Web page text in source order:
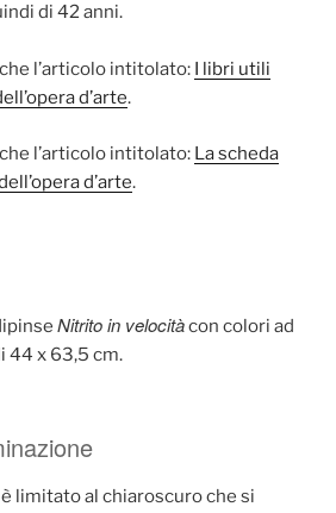
di 42 anni.
l’articolo intitolato: I libri utili
d’arte.
l’articolo intitolato: La scheda
d’arte.
Nitrito in velocitàcon colori ad
44 x 63,5 cm.
è limitato al chiaroscuro che si